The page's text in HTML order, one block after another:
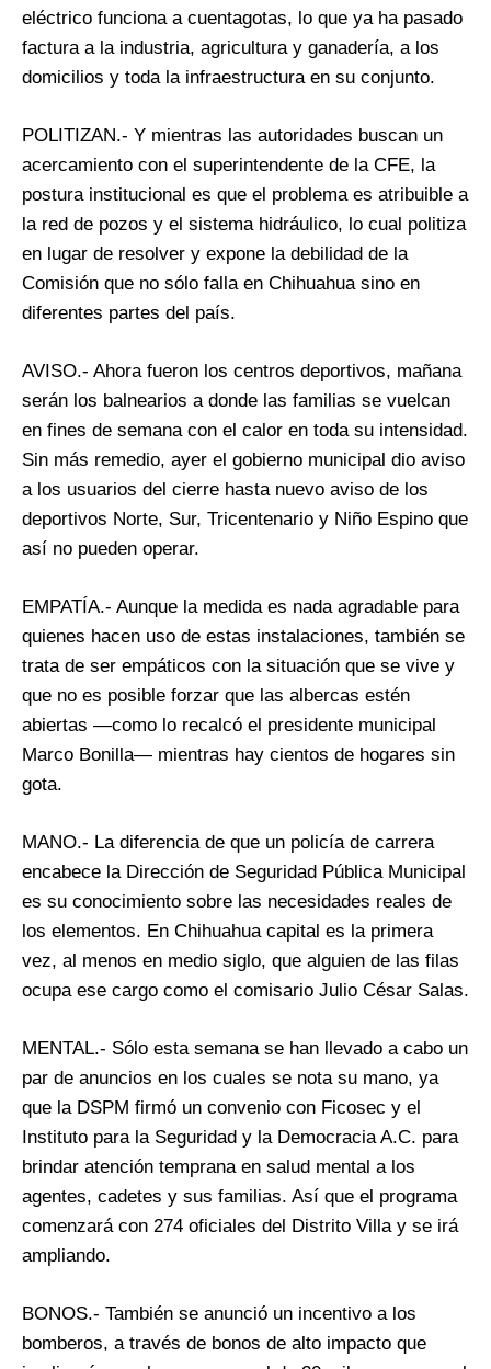
eléctrico funciona a cuentagotas, lo que ya ha pasado
factura a la industria, agricultura y ganadería, a los
domicilios y toda la infraestructura en su conjunto.
POLITIZAN.- Y mientras las autoridades buscan un
acercamiento con el superintendente de la CFE, la
postura institucional es que el problema es atribuible a
la red de pozos y el sistema hidráulico, lo cual politiza
en lugar de resolver y expone la debilidad de la
Comisión que no sólo falla en Chihuahua sino en
diferentes partes del país.
AVISO.- Ahora fueron los centros deportivos, mañana
serán los balnearios a donde las familias se vuelcan
en fines de semana con el calor en toda su intensidad.
Sin más remedio, ayer el gobierno municipal dio aviso
a los usuarios del cierre hasta nuevo aviso de los
deportivos Norte, Sur, Tricentenario y Niño Espino que
así no pueden operar.
EMPATÍA.- Aunque la medida es nada agradable para
quienes hacen uso de estas instalaciones, también se
trata de ser empáticos con la situación que se vive y
que no es posible forzar que las albercas estén
abiertas —como lo recalcó el presidente municipal
Marco Bonilla— mientras hay cientos de hogares sin
gota.
MANO.- La diferencia de que un policía de carrera
encabece la Dirección de Seguridad Pública Municipal
es su conocimiento sobre las necesidades reales de
los elementos. En Chihuahua capital es la primera
vez, al menos en medio siglo, que alguien de las filas
ocupa ese cargo como el comisario Julio César Salas.
MENTAL.- Sólo esta semana se han llevado a cabo un
par de anuncios en los cuales se nota su mano, ya
que la DSPM firmó un convenio con Ficosec y el
Instituto para la Seguridad y la Democracia A.C. para
brindar atención temprana en salud mental a los
agentes, cadetes y sus familias. Así que el programa
comenzará con 274 oficiales del Distrito Villa y se irá
ampliando.
BONOS.- También se anunció un incentivo a los
bomberos, a través de bonos de alto impacto que